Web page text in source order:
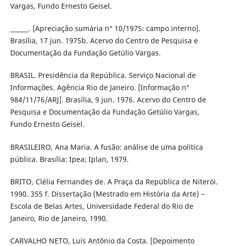
Vargas, Fundo Ernesto Geisel.
______. [Apreciação sumária n° 10/1975: campo interno].
Brasília, 17 jun. 1975b. Acervo do Centro de Pesquisa e
Documentação da Fundação Getúlio Vargas.
BRASIL. Presidência da República. Serviço Nacional de
Informações. Agência Rio de Janeiro. [Informação n°
984/11/76/ARJ]. Brasília, 9 jun. 1976. Acervo do Centro de
Pesquisa e Documentação da Fundação Getúlio Vargas,
Fundo Ernesto Geisel.
BRASILEIRO, Ana Maria. A fusão: análise de uma política
pública. Brasília: Ipea; Iplan, 1979.
BRITO, Clélia Fernandes de. A Praça da República de Niterói.
1990. 355 f. Dissertação (Mestrado em História da Arte) –
Escola de Belas Artes, Universidade Federal do Rio de
Janeiro, Rio de Janeiro, 1990.
CARVALHO NETO, Luís Antônio da Costa. [Depoimento